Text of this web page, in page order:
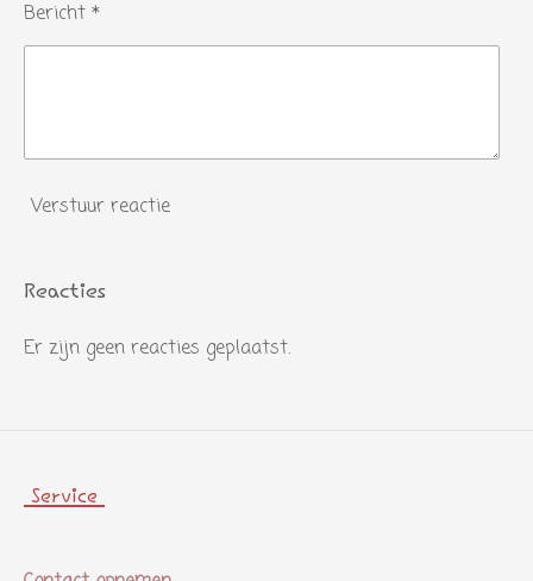
Bericht *
Verstuur reactie
Reacties
Er zijn geen reacties geplaatst.
Service